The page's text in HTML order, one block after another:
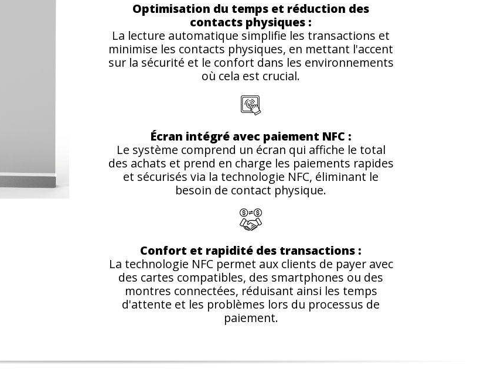
Optimisation du temps et réduction des
contacts physiques :
La lecture automatique simplifie les transactions et
minimise les contacts physiques, en mettant l'accent
sur la sécurité et le confort dans les environnements
où cela est crucial.
Écran intégré avec paiement NFC :
Le système comprend un écran qui affiche le total
des achats et prend en charge les paiements rapides
et sécurisés via la technologie NFC, éliminant le
besoin de contact physique.
Confort et rapidité des transactions :
La technologie NFC permet aux clients de payer avec
des cartes compatibles, des smartphones ou des
montres connectées, réduisant ainsi les temps
d'attente et les problèmes lors du processus de
paiement.